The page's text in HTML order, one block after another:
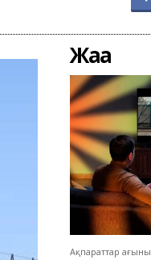
Жаңа
Ақпараттар ағыны